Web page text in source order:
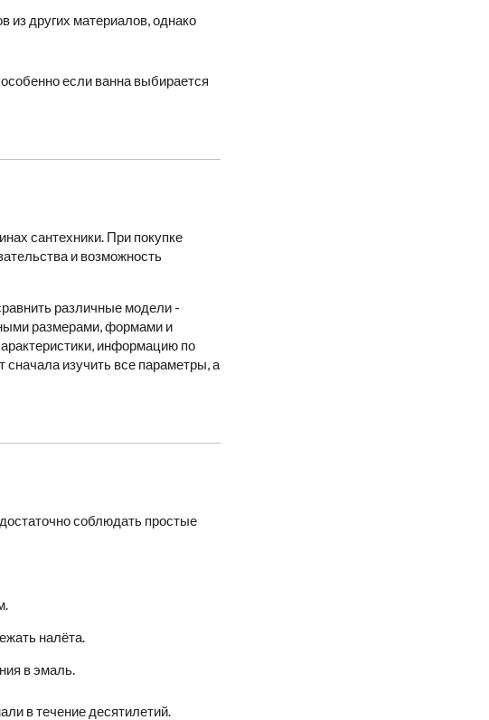
из других материалов, однако
если ванна выбирается
сантехники. При покупке
и возможность
различные модели -
размерами, формами и
информацию по
сначала изучить все параметры, а
соблюдать простые
налёта.
в эмаль.
в течение десятилетий.